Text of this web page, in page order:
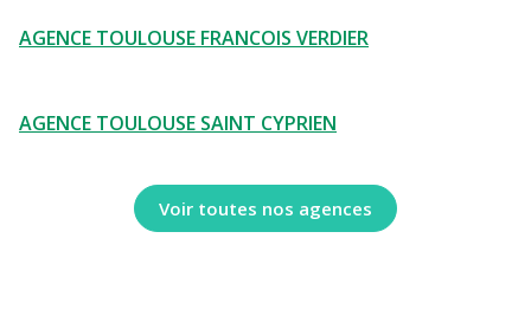
AGENCE TOULOUSE FRANCOIS VERDIER
AGENCE TOULOUSE SAINT CYPRIEN
Voir toutes nos agences